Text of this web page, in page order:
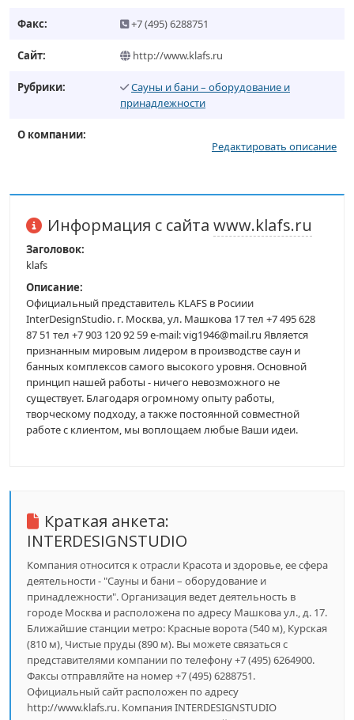
Факс: +7 (495) 6288751
Сайт: http://www.klafs.ru
Рубрики:
Сауны и бани – оборудование и
принадлежности
О компании:
Редактировать описание
Информация с сайта www.klafs.ru
Заголовок:
klafs
Описание:
Официальный представитель KLAFS в Росиии
InterDesignStudio. г. Москва, ул. Машкова 17 тел +7 495 628
87 51 тел +7 903 120 92 59 e-mail: vig1946@mail.ru Является
признанным мировым лидером в производстве саун и
банных комплексов самого высокого уровня. Основной
принцип нашей работы - ничего невозможного не
существует. Благодаря огромному опыту работы,
творческому подходу, а также постоянной совместной
работе с клиентом, мы воплощаем любые Ваши идеи.
Краткая анкета:
INTERDESIGNSTUDIO
Компания относится к отрасли Красота и здоровье, ее сфера
деятельности - "Сауны и бани – оборудование и
принадлежности". Организация ведет деятельность в
городе Москва и расположена по адресу Машкова ул., д. 17.
Ближайшие станции метро: Красные ворота (540 м), Курская
(810 м), Чистые пруды (890 м). Вы можете связаться с
представителями компании по телефону +7 (495) 6264900.
Факсы отправляйте на номер +7 (495) 6288751.
Официальный сайт расположен по адресу
http://www.klafs.ru. Компания INTERDESIGNSTUDIO